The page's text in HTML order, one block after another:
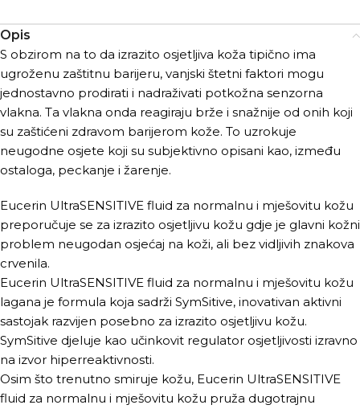
Opis
S obzirom na to da izrazito osjetljiva koža tipično ima
ugroženu zaštitnu barijeru, vanjski štetni faktori mogu
jednostavno prodirati i nadraživati potkožna senzorna
vlakna. Ta vlakna onda reagiraju brže i snažnije od onih koji
su zaštićeni zdravom barijerom kože. To uzrokuje
neugodne osjete koji su subjektivno opisani kao, između
ostaloga, peckanje i žarenje.
Eucerin UltraSENSITIVE fluid za normalnu i mješovitu kožu
preporučuje se za izrazito osjetljivu kožu gdje je glavni kožni
problem neugodan osjećaj na koži, ali bez vidljivih znakova
crvenila.
Eucerin UltraSENSITIVE fluid za normalnu i mješovitu kožu
lagana je formula koja sadrži SymSitive, inovativan aktivni
sastojak razvijen posebno za izrazito osjetljivu kožu.
SymSitive djeluje kao učinkovit regulator osjetljivosti izravno
na izvor hiperreaktivnosti.
Osim što trenutno smiruje kožu, Eucerin UltraSENSITIVE
fluid za normalnu i mješovitu kožu pruža dugotrajnu